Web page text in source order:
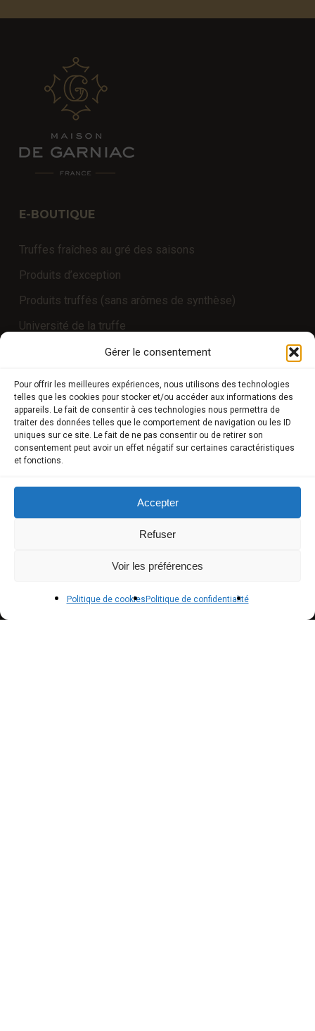
Gérer le consentement
Pour offrir les meilleures expériences, nous utilisons des technologies
telles que les cookies pour stocker et/ou accéder aux informations des
appareils. Le fait de consentir à ces technologies nous permettra de
traiter des données telles que le comportement de navigation ou les ID
uniques sur ce site. Le fait de ne pas consentir ou de retirer son
consentement peut avoir un effet négatif sur certaines caractéristiques
et fonctions.
Accepter
Refuser
Voir les préférences
Politique de cookies Politique de confidentialité
E-BOUTIQUE
Truffes fraîches au gré des saisons
Produits d’exception
Produits truffés (sans arômes de synthèse)
Université de la truffe
COMPTE CLIENT
Boutique
Mon compte
Modes de paiement
Conditions générales de vente